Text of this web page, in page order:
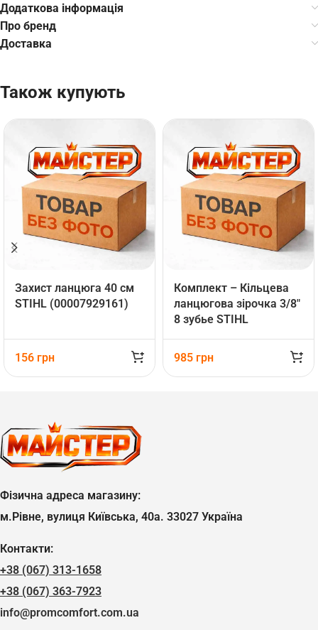
Додаткова інформація
Про бренд
Доставка
Також купують
Захист ланцюга 40 см
STIHL (00007929161)
156 грн
Комплект – Кільцева
ланцюгова зірочка 3/8″
8 зубье STIHL
985 грн
Фізична адреса магазину:
м.Рівне, вулиця Київська, 40а. 33027 Україна
Контакти:
+38 (067) 313-1658
+38 (067) 363-7923
info@promcomfort.com.ua